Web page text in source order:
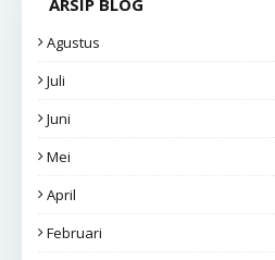
ARSIP BLOG
Agustus
Juli
Juni
Mei
April
Februari